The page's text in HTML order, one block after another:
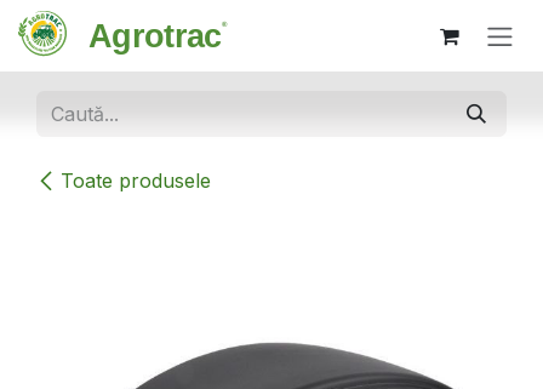
Sari la conținut
Toate produsele